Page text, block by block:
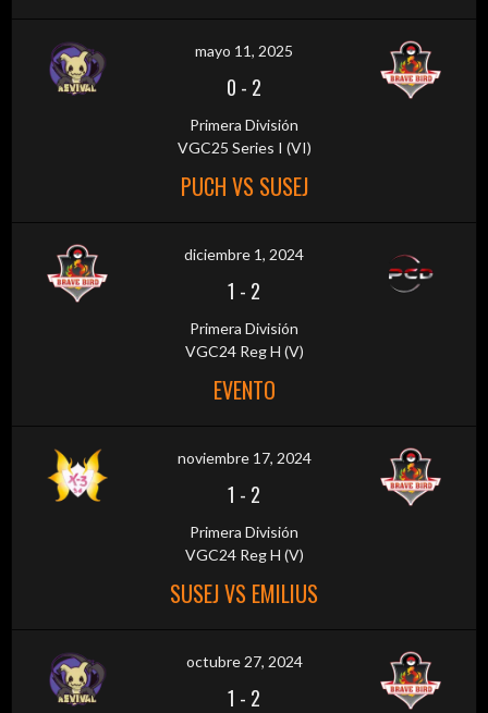
mayo 11, 2025
0 - 2
Primera División
VGC25 Series I (VI)
PUCH VS SUSEJ
diciembre 1, 2024
1 - 2
Primera División
VGC24 Reg H (V)
EVENTO
noviembre 17, 2024
1 - 2
Primera División
VGC24 Reg H (V)
SUSEJ VS EMILIUS
octubre 27, 2024
1 - 2